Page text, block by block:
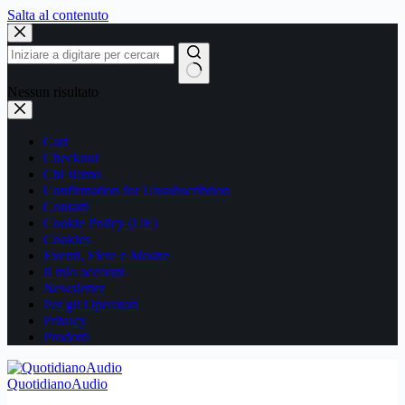
Salta al contenuto
Nessun risultato
Cart
Checkout
Chi siamo
Confirmation for Unsubscribtion
Contatti
Cookie Policy (UE)
Cookies
Eventi, Fiere e Mostre
Il mio account
Newsletter
Per gli Operatori
Privacy
Prodotti
QuotidianoAudio